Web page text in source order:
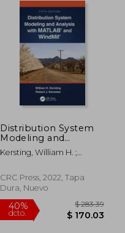
Distribution System
Modeling and
Analysis With
Matlab® and
Kersting, William H. ;
CRC Press, 2022, Tapa
Dura, Nuevo